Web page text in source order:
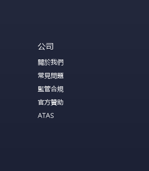
公司
關於我們
常見問題
監管合規
官方贊助
ATAS